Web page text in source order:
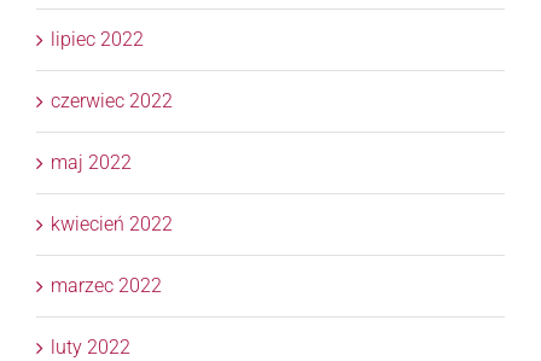
lipiec 2022
czerwiec 2022
maj 2022
kwiecień 2022
marzec 2022
luty 2022